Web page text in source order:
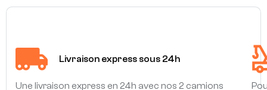
Livraison express sous 24h
Une livraison express en 24h avec nos 2 camions